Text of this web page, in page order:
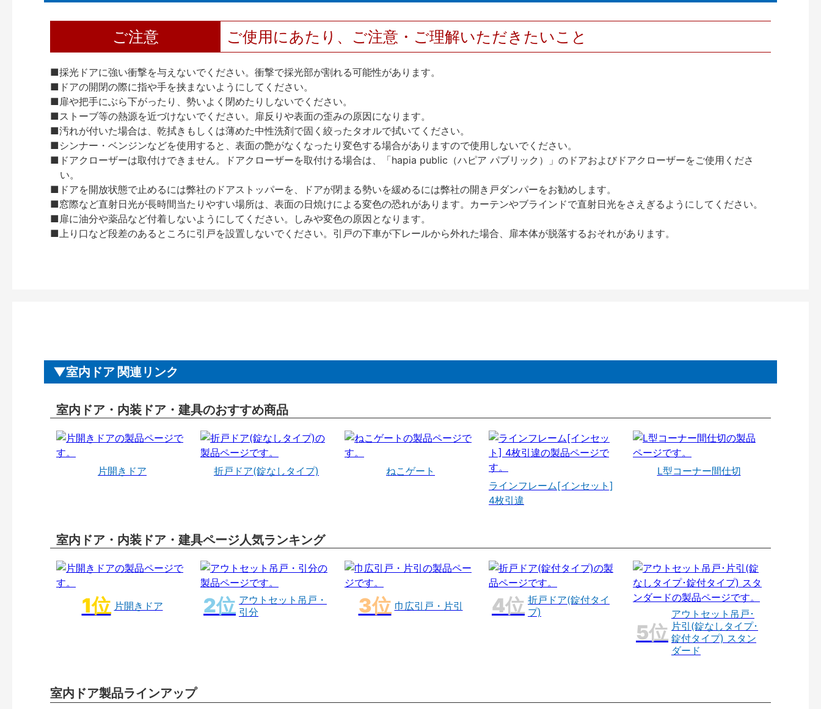
ご注意 ご使用にあたり、ご注意・ご理解いただきたいこと
■採光ドアに強い衝撃を与えないでください。衝撃で採光部が割れる可能性があります。
■ドアの開閉の際に指や手を挟まないようにしてください。
■扉や把手にぶら下がったり、勢いよく閉めたりしないでください。
■ストーブ等の熱源を近づけないでください。扉反りや表面の歪みの原因になります。
■汚れが付いた場合は、乾拭きもしくは薄めた中性洗剤で固く絞ったタオルで拭いてください。
■シンナー・ベンジンなどを使用すると、表面の艶がなくなったり変色する場合がありますので使用しないでください。
■ドアクローザーは取付けできません。ドアクローザーを取付ける場合は、「hapia public（ハピア パブリック）」のドアおよびドアクローザーをご使用くださ
い。
■ドアを開放状態で止めるには弊社のドアストッパーを、ドアが閉まる勢いを緩めるには弊社の開き戸ダンパーをお勧めします。
■窓際など直射日光が長時間当たりやすい場所は、表面の日焼けによる変色の恐れがあります。カーテンやブラインドで直射日光をさえぎるようにしてください。
■扉に油分や薬品など付着しないようにしてください。しみや変色の原因となります。
■上り口など段差のあるところに引戸を設置しないでください。引戸の下車が下レールから外れた場合、扉本体が脱落するおそれがあります。
室内ドア 関連リンク
室内ドア・内装ドア・建具のおすすめ商品
片開きドア 折戸ドア(錠なしタイプ)
ねこゲート
ラインフレーム[インセット]
4枚引違
L型コーナー間仕切
室内ドア・内装ドア・建具ページ人気ランキング
片開きドア
アウトセット吊戸・
引分
巾広引戸・片引
折戸ドア(錠付タイ
プ)
アウトセット吊戸･
片引(錠なしタイプ･
錠付タイプ) スタン
ダード
室内ドア製品ラインアップ